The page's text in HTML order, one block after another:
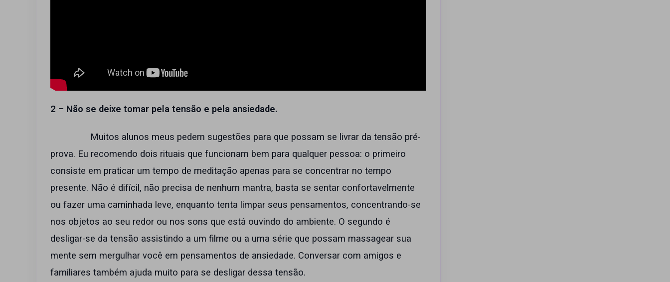
2 – Não se deixe tomar pela tensão e pela ansiedade.
Muitos alunos meus pedem sugestões para que possam se livrar da tensão pré-
prova. Eu recomendo dois rituais que funcionam bem para qualquer pessoa: o primeiro
consiste em praticar um tempo de meditação apenas para se concentrar no tempo
presente. Não é difícil, não precisa de nenhum mantra, basta se sentar confortavelmente
ou fazer uma caminhada leve, enquanto tenta limpar seus pensamentos, concentrando-se
nos objetos ao seu redor ou nos sons que está ouvindo do ambiente. O segundo é
desligar-se da tensão assistindo a um filme ou a uma série que possam massagear sua
mente sem mergulhar você em pensamentos de ansiedade. Conversar com amigos e
familiares também ajuda muito para se desligar dessa tensão.